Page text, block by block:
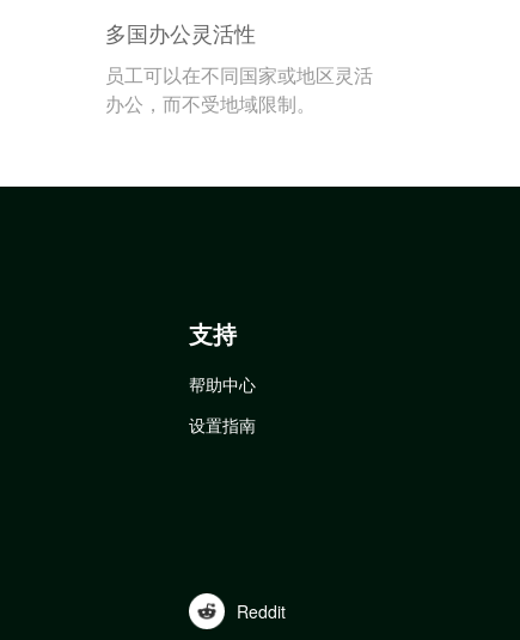
多国办公灵活性
员工可以在不同国家或地区灵活
办公，而不受地域限制。
支持
帮助中心
设置指南
Reddit